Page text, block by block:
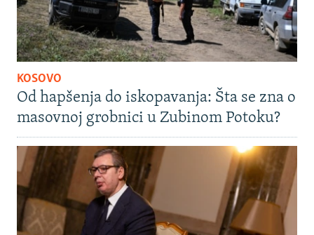
KOSOVO
Od hapšenja do iskopavanja: Šta se zna o
masovnoj grobnici u Zubinom Potoku?